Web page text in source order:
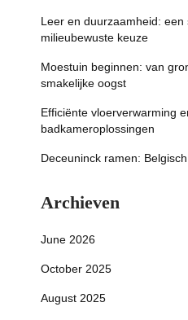
Leer en duurzaamheid: een
milieubewuste keuze
Moestuin beginnen: van
smakelijke oogst
Efficiënte vloerverwarming
badkameroplossingen
Deceuninck ramen:
Archieven
June 2026
October 2025
August 2025